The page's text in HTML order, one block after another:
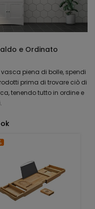
e Ordinato
piena di bolle, spendi
prima di trovare ciò di
tenendo tutto in ordine e